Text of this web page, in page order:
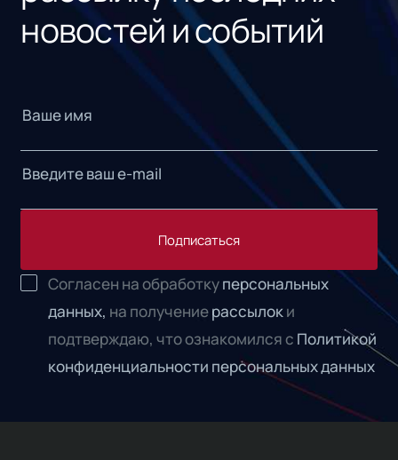
новостей и событий
Подписаться
Согласен на обработкуперсональных
данных, на получениерассылоки
подтверждаю, что ознакомился с Политикой
конфиденциальности персональных данных